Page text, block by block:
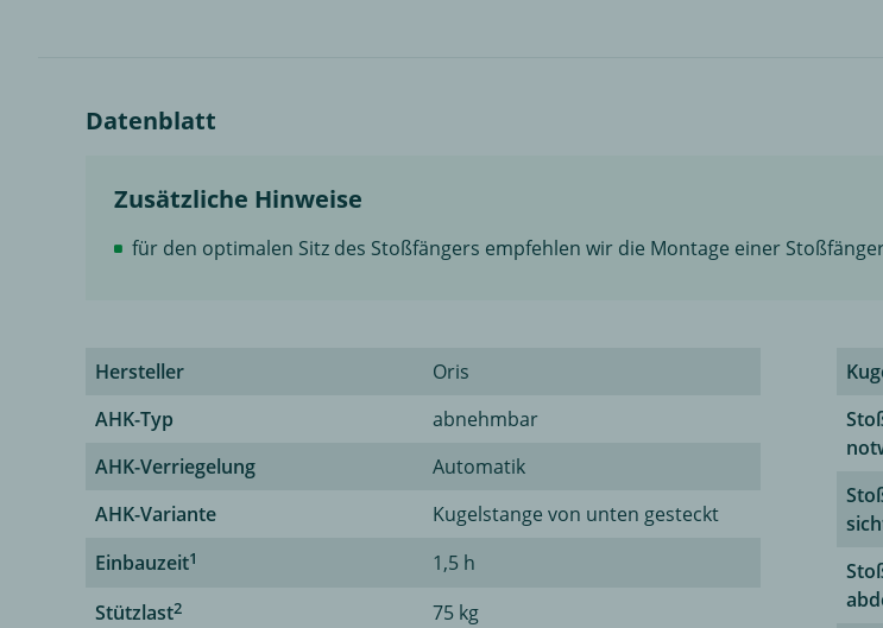
Datenblatt
Zusätzliche Hinweise
für den optimalen Sitz des Stoßfängers empfehlen wir die Montage einer
Hersteller
Oris
AHK-Typ
abnehmbar
AHK-Verriegelung
Automatik
AHK-Variante
Kugelstange von unten gesteckt
Einbauzeit1
1,5 h
Stützlast2
75 kg